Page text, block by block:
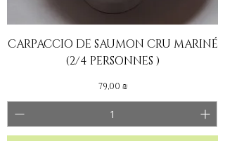
CARPACCIO DE SAUMON CRU MARINÉ
(2/4 PERSONNES )
Prix
79,00 ₪